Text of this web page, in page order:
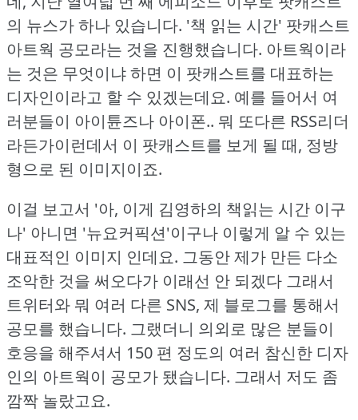
의 뉴스가 하나 있습니다. '책 읽는 시간' 팟캐스트
아트웍 공모라는 것을 진행했습니다. 아트웍이라
는 것은 무엇이냐 하면 이 팟캐스트를 대표하는
디자인이라고 할 수 있겠는데요. 예를 들어서 여
러분들이 아이튠즈나 아이폰.. 뭐 또다른 RSS리더
라든가이런데서 이 팟캐스트를 보게 될 때, 정방
형으로 된 이미지이죠.
이걸 보고서 '아, 이게 김영하의 책읽는 시간 이구
나' 아니면 '뉴요커픽션'이구나 이렇게 알 수 있는
대표적인 이미지 인데요. 그동안 제가 만든 다소
조악한 것을 써오다가 이래선 안 되겠다 그래서
트위터와 뭐 여러 다른 SNS, 제 블로그를 통해서
공모를 했습니다. 그랬더니 의외로 많은 분들이
호응을 해주셔서 150 편 정도의 여러 참신한 디자
인의 아트웍이 공모가 됐습니다. 그래서 저도 좀
깜짝 놀랐고요.